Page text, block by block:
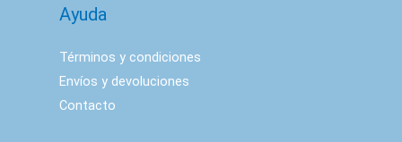
Ayuda
Términos y condiciones
Envíos y devoluciones
Contacto